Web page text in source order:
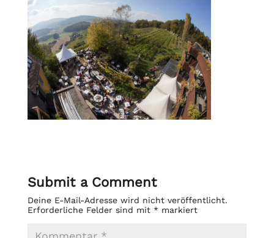
Submit a Comment
Deine E-Mail-Adresse wird nicht veröffentlicht.
Erforderliche Felder sind mit *markiert